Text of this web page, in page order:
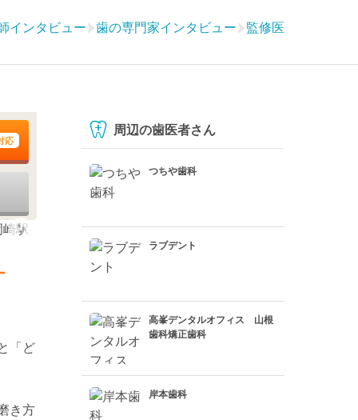
インタビュー 歯の専門家インタビュー 監修医
応
「ど
き方
周辺の歯医者さん
つちや歯科
ラブデント
高峯デンタルオフィス 山根
歯科矯正歯科
岸本歯科